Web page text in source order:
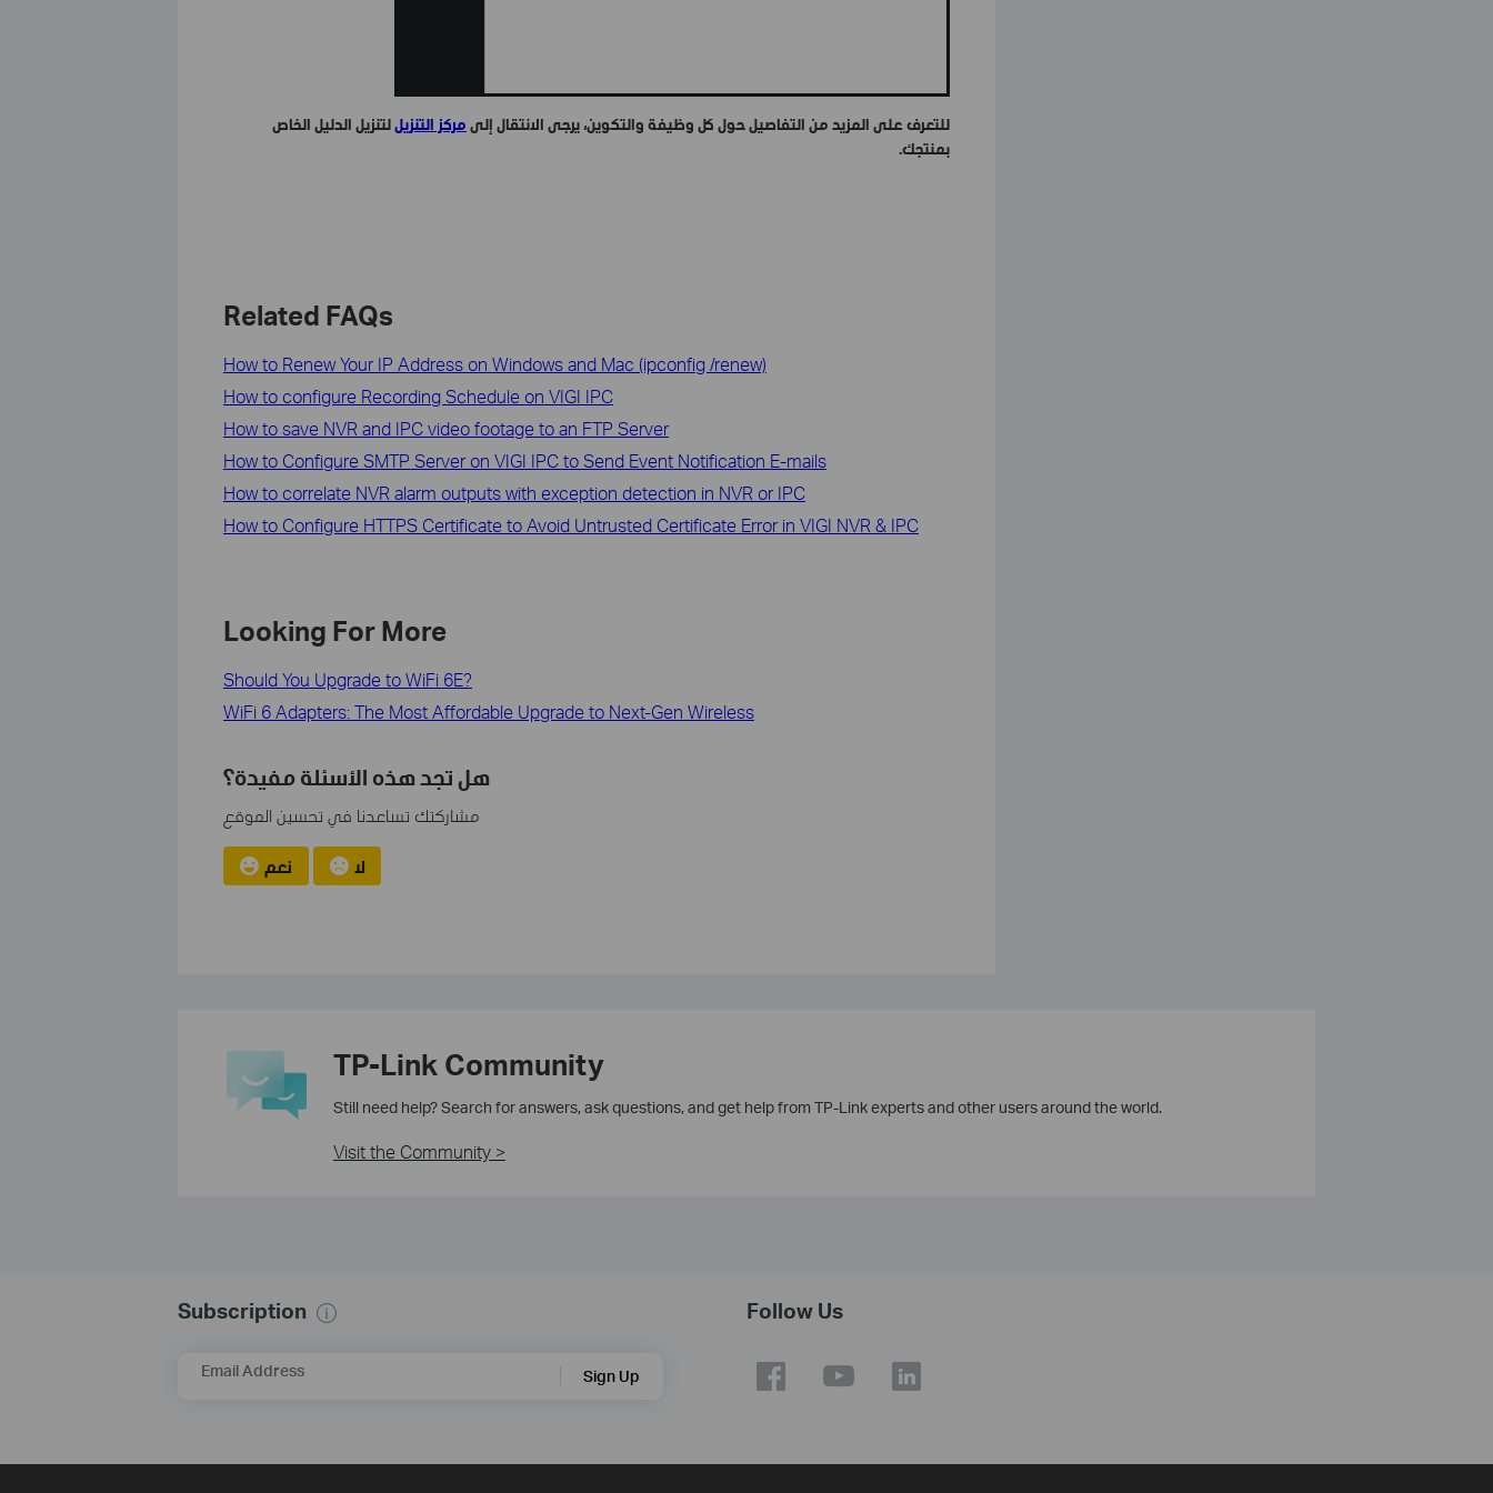
للتعرف على المزيد من التفاصيل حول كل وظيفة والتكوين، يرجى الانتقال إلى مركز التنزيللتنزيل الدليل الخاص
بمنتجك.
Related FAQs
How to Renew Your IP Address on Windows and Mac (ipconfig /renew)
How to configure Recording Schedule on VIGI IPC
How to save NVR and IPC video footage to an FTP Server
How to Configure SMTP Server on VIGI IPC to Send Event Notification E-mails
How to correlate NVR alarm outputs with exception detection in NVR or IPC
How to Configure HTTPS Certificate to Avoid Untrusted Certificate Error in VIGI NVR & IPC
Looking For More
Should You Upgrade to WiFi 6E?
WiFi 6 Adapters: The Most Affordable Upgrade to Next-Gen Wireless
هل تجد هذه الأسئلة مفيدة؟
مشاركتك تساعدنا في تحسين الموقع
نعم لا
TP-Link Community
Still need help? Search for answers, ask questions, and get help from TP-Link experts and other users around the world.
Visit the Community >
Subscription
Email Address Sign Up
Follow Us